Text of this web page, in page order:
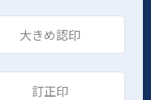
大きめ認印
訂正印